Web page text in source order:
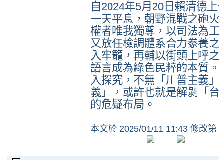
自2024年5月 20 日賴清德
一天平息，朝野混戰之砲
權者唯我獨尊，以司法為
又放任檢調體系合力豢養
入牢籠，再輔以街頭上呼
語言成為綠色民粹的本質
入探究，不無「川普主義
義」，或許也就是解剝「
的危疑布局。
本文於 2025/01/11 11:43 修改第